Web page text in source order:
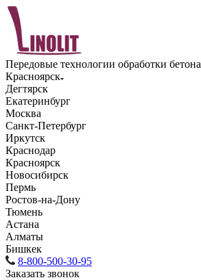
Передовые технологии обработки бетона
Красноярск
Дегтярск
Екатеринбург
Москва
Санкт-Петербург
Иркутск
Краснодар
Красноярск
Новосибирск
Пермь
Ростов-на-Дону
Тюмень
Астана
Алматы
Бишкек
8-800-500-30-95
Заказать звонок